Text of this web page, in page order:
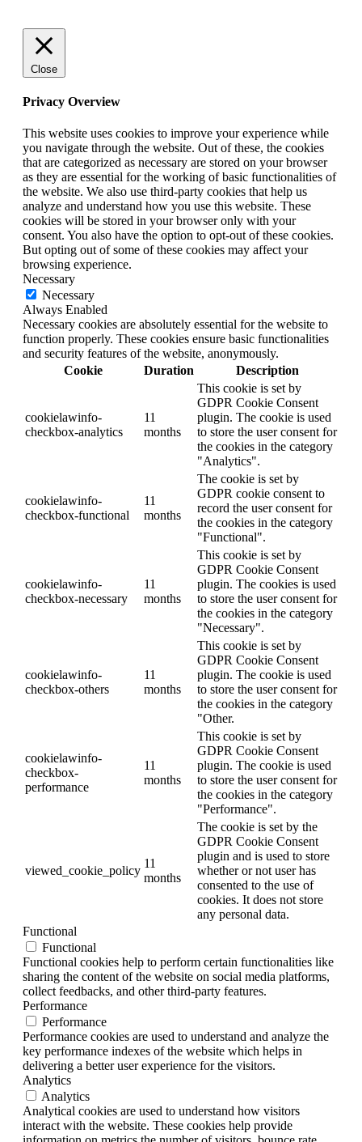
Close
Privacy Overview
This website uses cookies to improve your experience while
you navigate through the website. Out of these, the cookies
that are categorized as necessary are stored on your browser
as they are essential for the working of basic functionalities of
the website. We also use third-party cookies that help us
analyze and understand how you use this website. These
cookies will be stored in your browser only with your
consent. You also have the option to opt-out of these cookies.
But opting out of some of these cookies may affect your
browsing experience.
Necessary
Necessary
Always Enabled
Necessary cookies are absolutely essential for the website to
function properly. These cookies ensure basic functionalities
and security features of the website, anonymously.
Cookie
Duration Description
cookielawinfo-
checkbox-analytics
11
months
This cookie is set by
GDPR Cookie Consent
plugin. The cookie is used
to store the user consent for
the cookies in the category
"Analytics".
cookielawinfo-
checkbox-functional
11
months
The cookie is set by
GDPR cookie consent to
record the user consent for
the cookies in the category
"Functional".
cookielawinfo-
checkbox-necessary
11
months
This cookie is set by
GDPR Cookie Consent
plugin. The cookies is used
to store the user consent for
the cookies in the category
"Necessary".
cookielawinfo-
checkbox-others
11
months
This cookie is set by
GDPR Cookie Consent
plugin. The cookie is used
to store the user consent for
the cookies in the category
"Other.
cookielawinfo-
checkbox-
performance
11
months
This cookie is set by
GDPR Cookie Consent
plugin. The cookie is used
to store the user consent for
the cookies in the category
"Performance".
viewed_cookie_policy
11
months
The cookie is set by the
GDPR Cookie Consent
plugin and is used to store
whether or not user has
consented to the use of
cookies. It does not store
any personal data.
Functional
Functional
Functional cookies help to perform certain functionalities like
sharing the content of the website on social media platforms,
collect feedbacks, and other third-party features.
Performance
Performance
Performance cookies are used to understand and analyze the
key performance indexes of the website which helps in
delivering a better user experience for the visitors.
Analytics
Analytics
Analytical cookies are used to understand how visitors
interact with the website. These cookies help provide